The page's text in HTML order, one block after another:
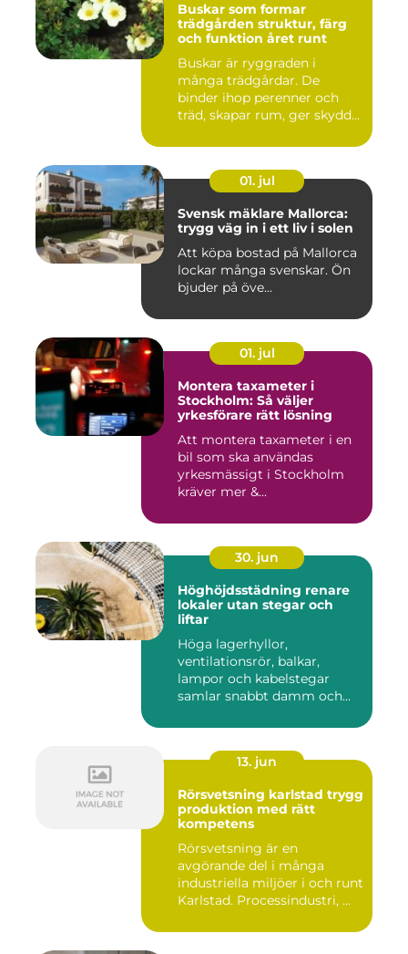
Buskar som formar
trädgården struktur, färg
och funktion året runt
Buskar är ryggraden i
många trädgårdar. De
binder ihop perenner och
träd, skapar rum, ger skydd
01. jul
Svensk mäklare Mallorca:
trygg väg in i ett liv i solen
Att köpa bostad på Mallorca
lockar många svenskar. Ön
bjuder på öve...
01. jul
Montera taxameter i
Stockholm: Så väljer
yrkesförare rätt lösning
Att montera taxameter i en
bil som ska användas
yrkesmässigt i Stockholm
kräver mer &...
30. jun
Höghöjdsstädning renare
lokaler utan stegar och
liftar
Höga lagerhyllor,
ventilationsrör, balkar,
lampor och kabelstegar
samlar snabbt damm och
13. jun
Rörsvetsning karlstad trygg
produktion med rätt
kompetens
Rörsvetsning är en
avgörande del i många
industriella miljöer i och runt
Karlstad. Processindustri, ...